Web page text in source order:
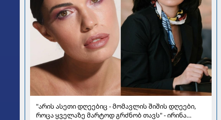
"არის ასეთი დღეებიც - მომავლის შიშის დღეები,
როცა ყველაზე მარტოდ გრძნობ თავს" - ირინა